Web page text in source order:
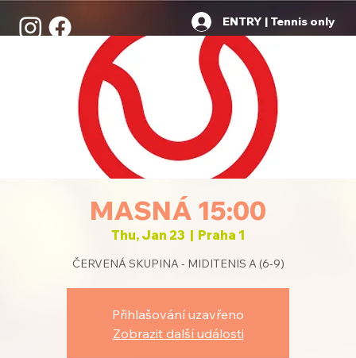
ENTRY | Tennis only
MASNÁ 15:00
Thu, Jan 23
  |
Praha 1
ČERVENÁ SKUPINA - MIDITENIS A (6-9)
Přihlašování uzavřeno
Zobrazit další události